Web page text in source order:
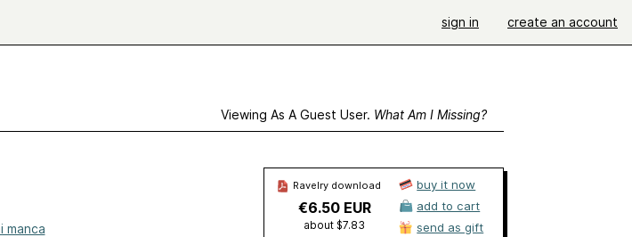
sign in create an account
Viewing As A Guest User. What Am I Missing?
manca
Ravelry download
€6.50 EUR
about $7.83
buy it now
add to cart
send as gift